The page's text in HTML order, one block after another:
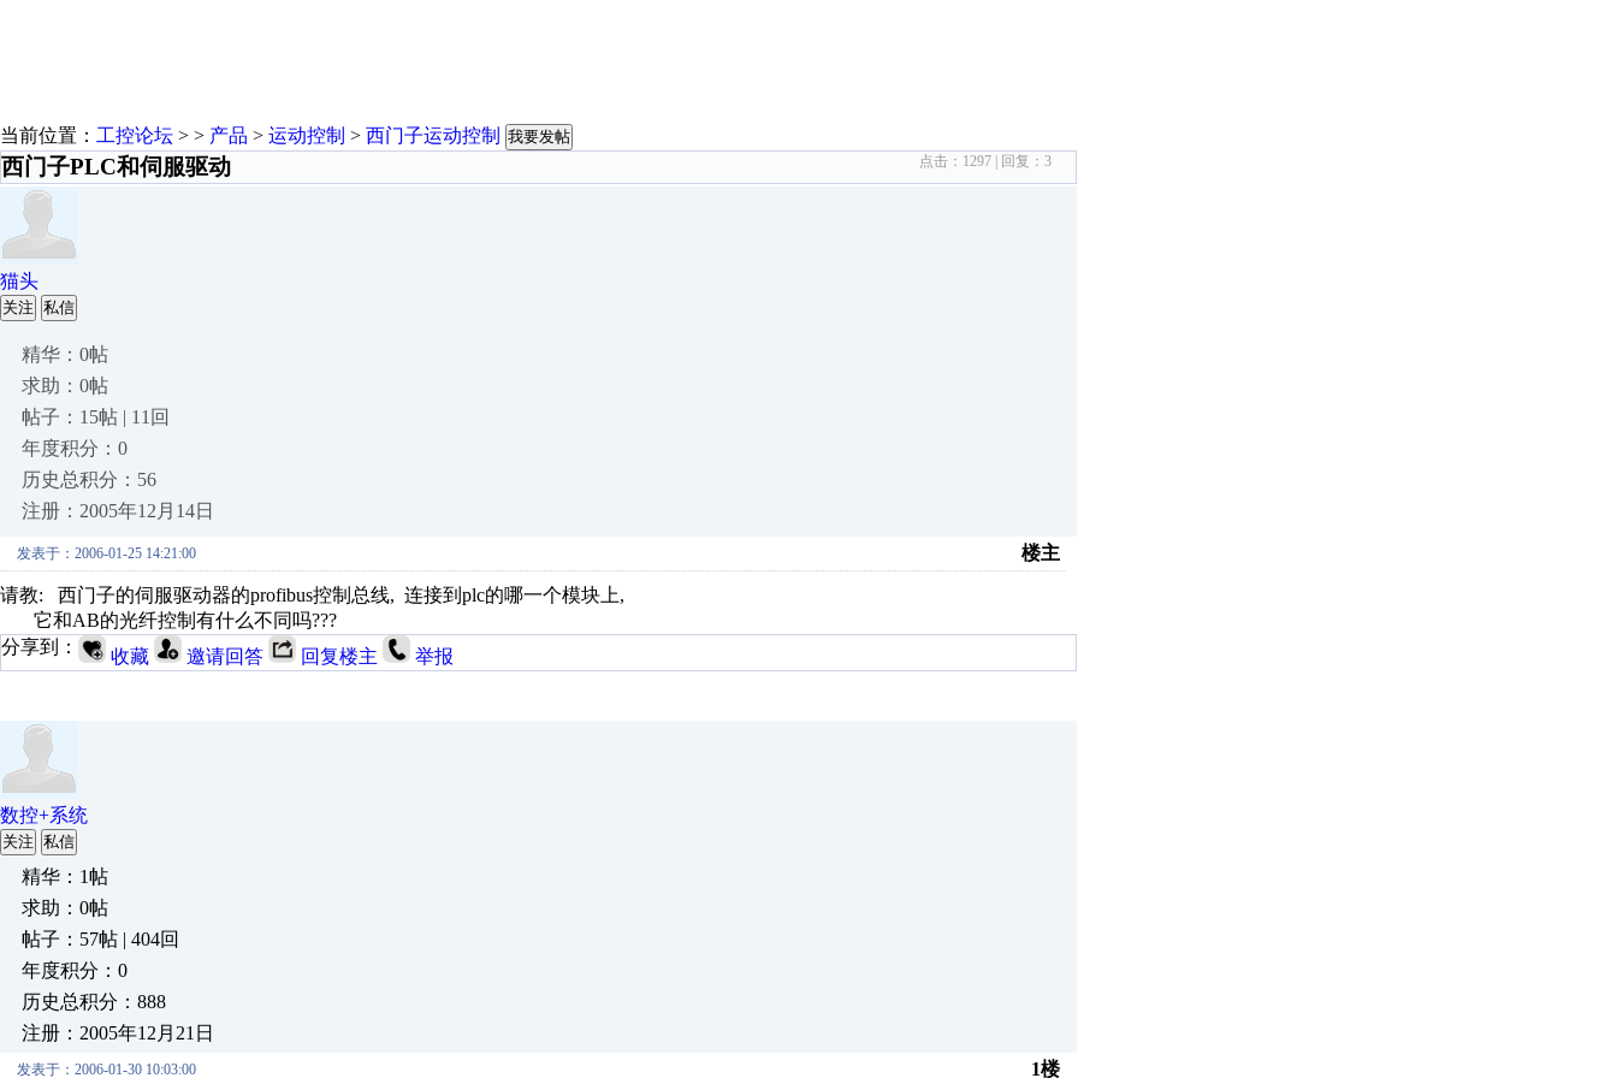
当前位置： 工控论坛 > > 产品 > 运动控制 > 西门子运动控制 我要发帖
西门子PLC和伺服驱动 点击： 1297 | 回复： 3
猫头
关注 私信
精华：0帖
求助：0帖
帖子：15帖 | 11回
年度积分：0
历史总积分：56
注册：2005年12月14日
发表于：2006-01-25 14:21:00 楼主
请教: 西门子的伺服驱动器的profibus控制总线, 连接到plc的哪一个模块上,
它和AB的光纤控制有什么不同吗???
分享到：
收藏 邀请回答 回复楼主 举报
数控+系统
关注 私信
精华：1帖
求助：0帖
帖子：57帖 | 404回
年度积分：0
历史总积分：888
注册：2005年12月21日
发表于：2006-01-30 10:03:00 1楼